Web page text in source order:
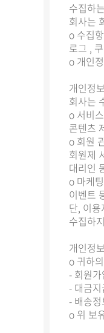
수집하
회사는
ο 수집
로그 ,
ο 개인
개인정
회사는
ο 서비
콘텐츠
ο 회원
회원제
대리인
ο 마케
이벤트
단, 이
수집하
개인정
ο 귀하
- 회원
- 대금
- 배송
ο 위 보